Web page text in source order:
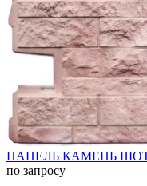
ПАНЕЛЬ КАМЕНЬ
по запросу